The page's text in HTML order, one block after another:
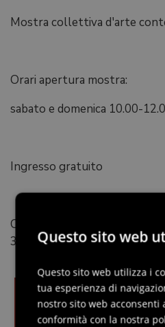
Mostra collettiva d'arte
Orari apertura mostra:
sabato e domenica 10.00-
Ingresso gratuito
Organizzato da: Associazione
3356627734 -
Questo sito web
Questo sito web utilizza i
tua esperienza di
nostro sito web acconsenti
conformità con la nostra